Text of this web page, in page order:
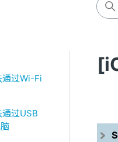
过Wi-Fi
过USB